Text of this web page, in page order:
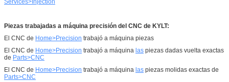
Services>Injection
Piezas trabajadas a máquina precisión del CNC de KYLT:
El CNC de Home>Precision trabajó a máquina piezas
El CNC de Home>Precision trabajó a máquina las piezas dadas vuelta exactas
de Parts>CNC
El CNC de Home>Precision trabajó a máquina las piezas molidas exactas de
Parts>CNC